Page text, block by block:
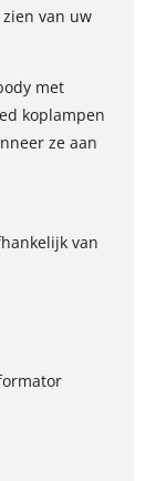
van uw
met
koplampen
ze aan
van